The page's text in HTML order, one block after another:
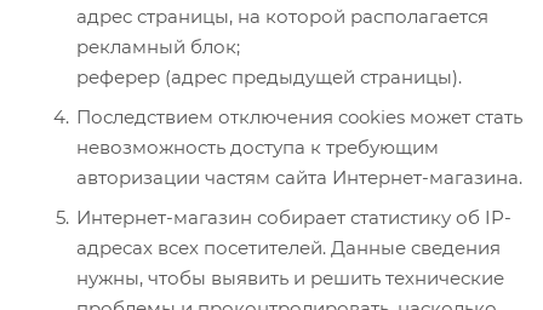
адрес страницы, на которой располагается
рекламный блок;
реферер (адрес предыдущей страницы).
Последствием отключения cookies может стать
невозможность доступа к требующим
авторизации частям сайта Интернет-магазина.
Интернет-магазин собирает статистику об IP-
адресах всех посетителей. Данные сведения
нужны, чтобы выявить и решить технические